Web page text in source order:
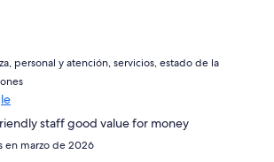
personal y atención, servicios, estado de la
staff good value for money
en marzo de 2026